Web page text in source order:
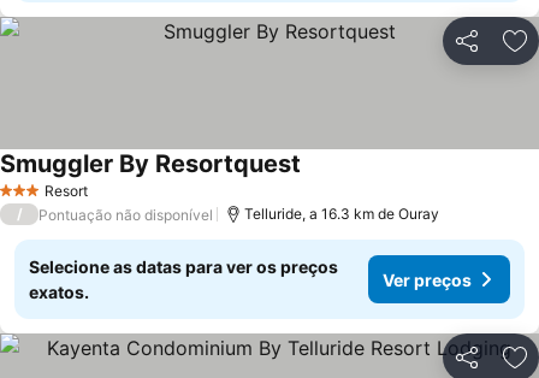
Partilhar
3 EstrelasResort
Smuggler By Resortquest
/ Pontuação não disponível Telluride, a 16.3 km de Ouray
Selecione as datas para ver os preços
exatos.
Ver preços
Partilhar